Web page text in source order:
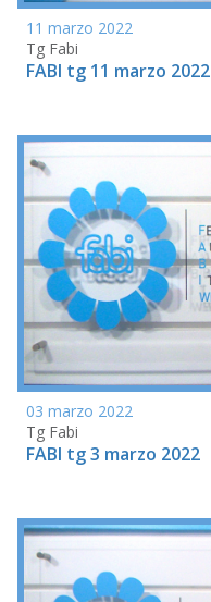
11 marzo 2022
Tg Fabi
FABI tg 11 marzo 2022
03 marzo 2022
Tg Fabi
FABI tg 3 marzo 2022